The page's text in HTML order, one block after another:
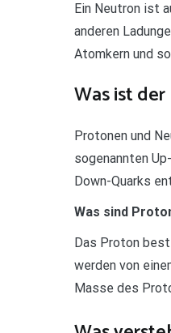
Ein Neutron ist
anderen
Atomkern und
Was ist
Protonen und
sogenannten
Down-Quarks
Was sind
Das Proton
werden von
Masse des